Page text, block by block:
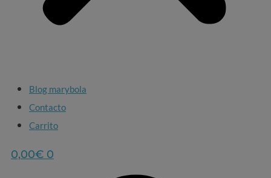
Blog marybola
Contacto
Carrito
0,00€ 0